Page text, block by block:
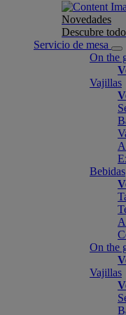
Novedades
Descubre
Servicio de mesa
On the
Vajillas
Bebidas
On the
Vajillas